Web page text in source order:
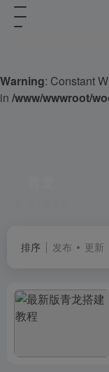
Warning: Constant
in /www/wwwroot/
排序 发布 更新